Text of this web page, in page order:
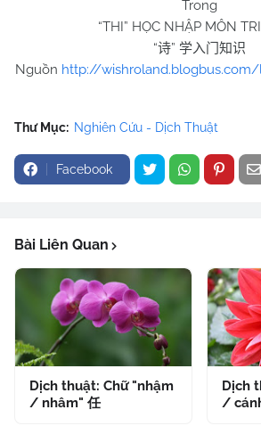
Trong
“THI” HỌC NHẬP MÔN
“诗” 学入门知识
Nguồn http://
Thư Mục: Nghiên Cứu - Dịch Thuật
Facebook
Bài Liên Quan
Dịch thuật: Chữ "nhậm
/ nhâm" 任
Dịch
/